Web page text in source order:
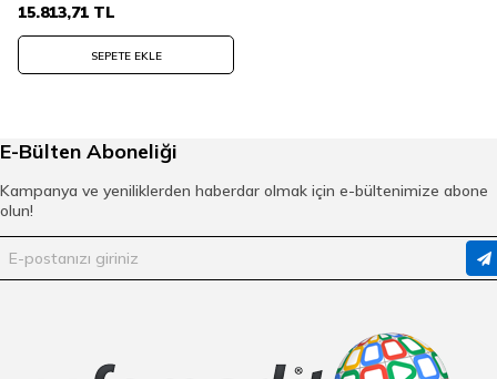
15.813,71 TL
SEPETE EKLE
E-Bülten Aboneliği
Kampanya ve yeniliklerden haberdar olmak için e-bültenimize abone
olun!